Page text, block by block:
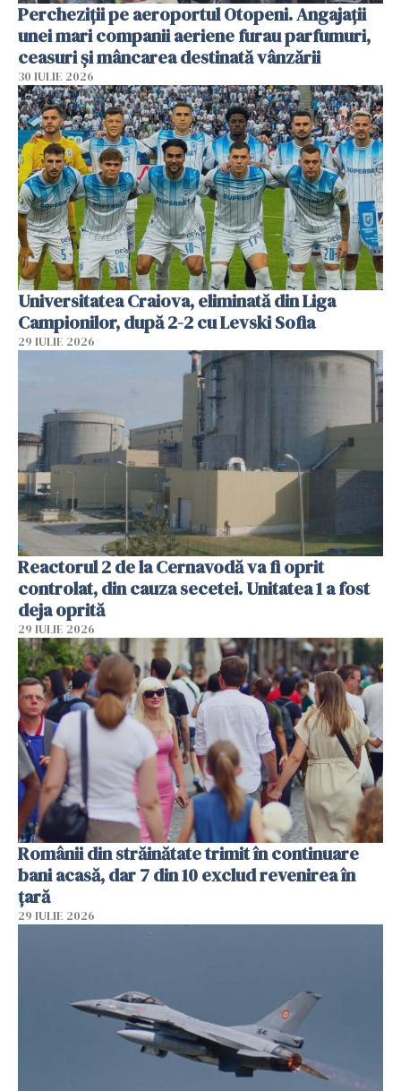
Percheziții pe aeroportul Otopeni. Angajații
unei mari companii aeriene furau parfumuri,
ceasuri și mâncarea destinată vânzării
30 IULIE 2026
Universitatea Craiova, eliminată din Liga
Campionilor, după 2-2 cu Levski Sofia
29 IULIE 2026
Reactorul 2 de la Cernavodă va fi oprit
controlat, din cauza secetei. Unitatea 1 a fost
deja oprită
29 IULIE 2026
Românii din străinătate trimit în continuare
bani acasă, dar 7 din 10 exclud revenirea în
țară
29 IULIE 2026